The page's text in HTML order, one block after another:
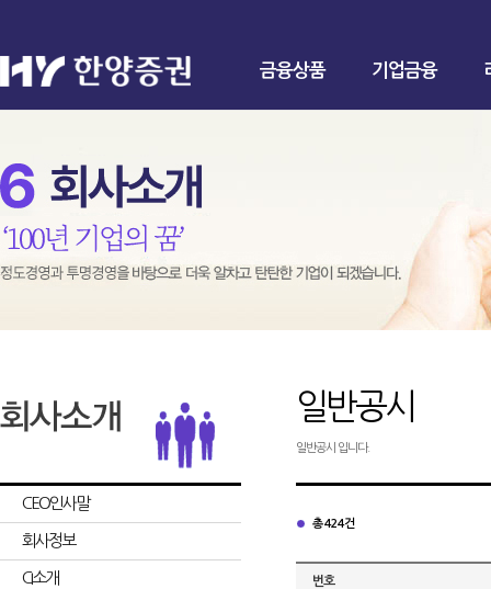
금융상품 기업금융
CEO인사말
회사정보
CI소개
일반공시
일반공시 입니다.
총 424건
번호